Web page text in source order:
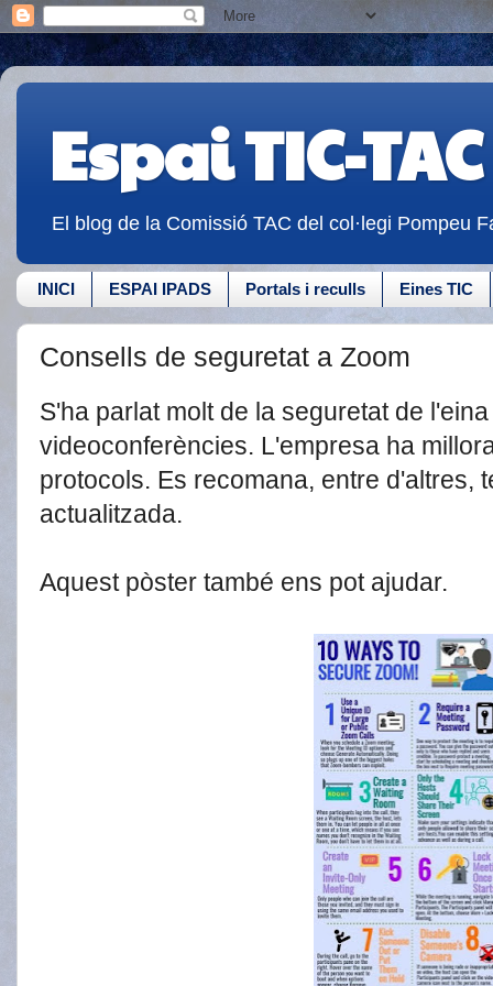
Espai TIC-TAC
El blog de la Comissió TAC del col·legi Pompeu
INICI ESPAI IPADS Portals i reculls Eines TIC
Consells de seguretat a Zoom
S'ha parlat molt de la seguretat de
videoconferències. L'empresa ha
protocols. Es recomana, entre d'altres,
actualitzada.
Aquest pòster també ens pot ajudar.